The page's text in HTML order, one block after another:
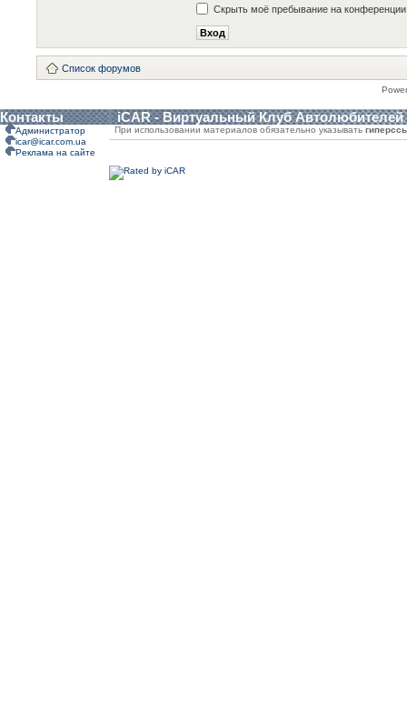
Скрыть моё пребывание на конференции
Список форумов
Контакты iCAR - Виртуальный Клуб Автолюбителей
Администратор
icar@icar.com.ua
Реклама на сайте
При использовании материалов обязательно указывать